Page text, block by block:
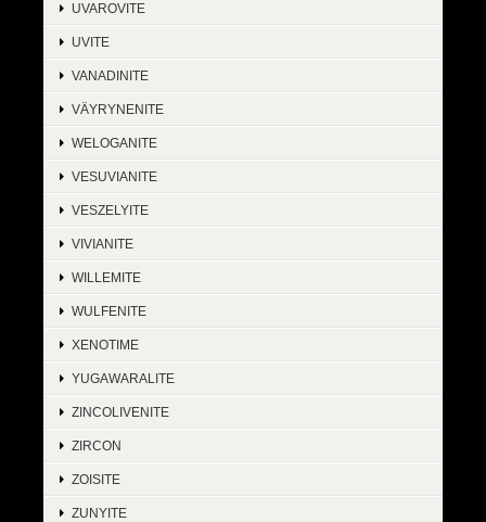
UVAROVITE
UVITE
VANADINITE
VÄYRYNENITE
WELOGANITE
VESUVIANITE
VESZELYITE
VIVIANITE
WILLEMITE
WULFENITE
XENOTIME
YUGAWARALITE
ZINCOLIVENITE
ZIRCON
ZOISITE
ZUNYITE